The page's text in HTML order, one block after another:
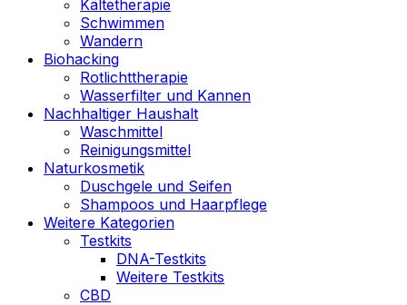
Kältetherapie
Schwimmen
Wandern
Biohacking
Rotlichttherapie
Wasserfilter und Kannen
Nachhaltiger Haushalt
Waschmittel
Reinigungsmittel
Naturkosmetik
Duschgele und Seifen
Shampoos und Haarpflege
Weitere Kategorien
Testkits
DNA-Testkits
Weitere Testkits
CBD